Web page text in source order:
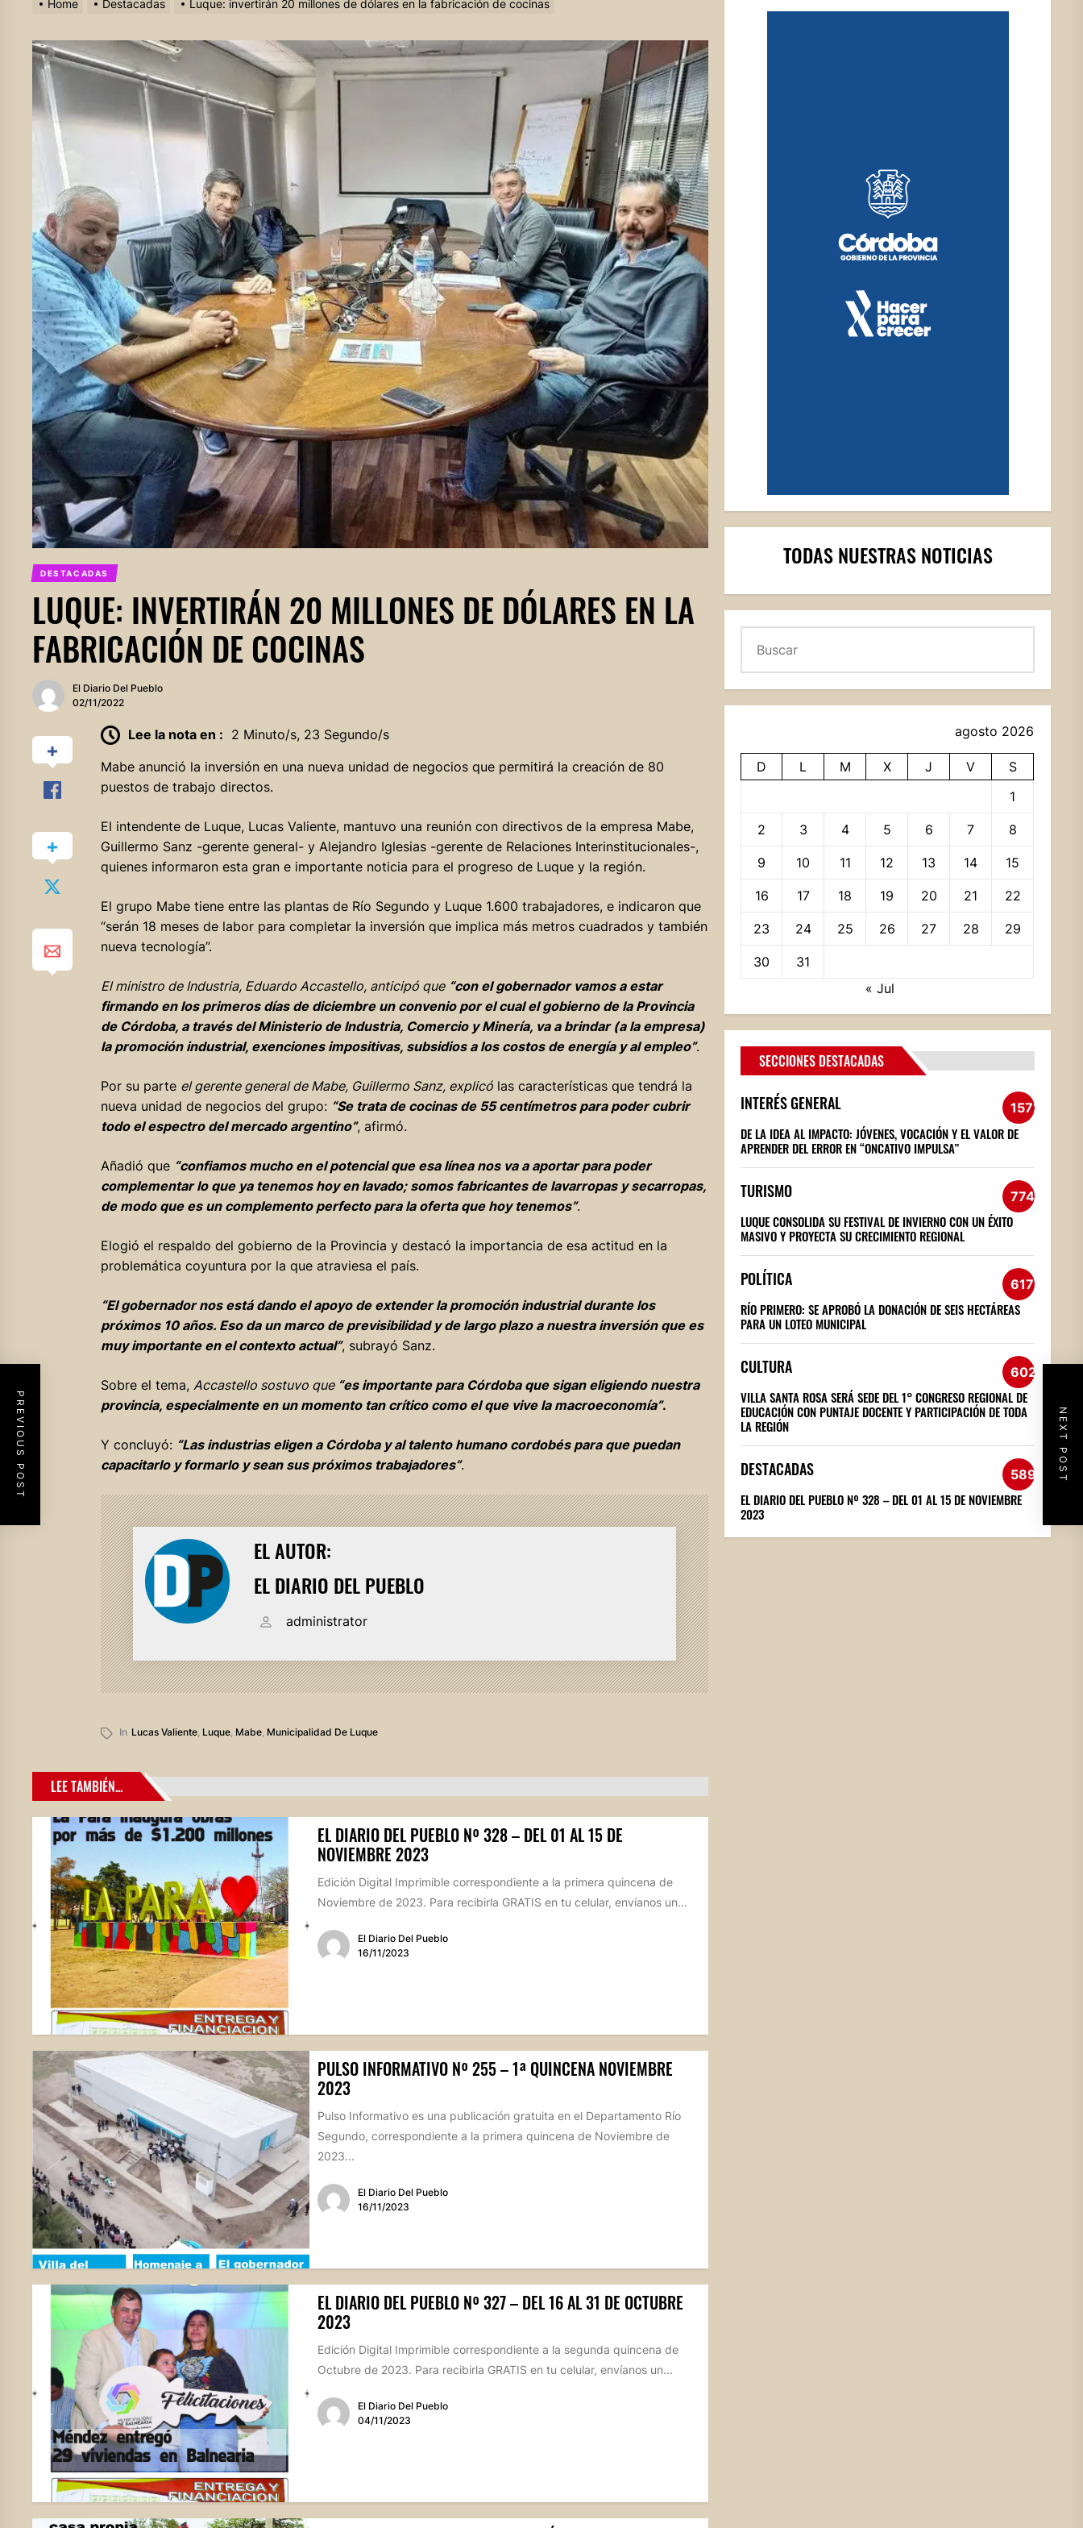
Home Destacadas Luque: invertirán 20 millones de dólares en la fabricación de cocinas
DESTACADAS
LUQUE: INVERTIRÁN 20 MILLONES DE DÓLARES EN LA
FABRICACIÓN DE COCINAS
El Diario Del Pueblo
02/11/2022
Lee la nota en : 2 Minuto/s, 23 Segundo/s
Mabe anunció la inversión en una nueva unidad de negocios que permitirá la creación de 80
puestos de trabajo directos.
El intendente de Luque, Lucas Valiente, mantuvo una reunión con directivos de la empresa Mabe,
Guillermo Sanz -gerente general- y Alejandro Iglesias -gerente de Relaciones Interinstitucionales-,
quienes informaron esta gran e importante noticia para el progreso de Luque y la región.
El grupo Mabe tiene entre las plantas de Río Segundo y Luque 1.600 trabajadores, e indicaron que
“serán 18 meses de labor para completar la inversión que implica más metros cuadrados y también
nueva tecnología”.
El ministro de Industria, Eduardo Accastello, anticipó que “con el gobernador vamos a estar
firmando en los primeros días de diciembre un convenio por el cual el gobierno de la Provincia
de Córdoba, a través del Ministerio de Industria, Comercio y Minería, va a brindar (a la empresa)
la promoción industrial, exenciones impositivas, subsidios a los costos de energía y al empleo”.
Por su parte el gerente general de Mabe, Guillermo Sanz, explicólas características que tendrá la
nueva unidad de negocios del grupo: “Se trata de cocinas de 55 centímetros para poder cubrir
todo el espectro del mercado argentino”, afirmó.
Añadió que “confiamos mucho en el potencial que esa línea nos va a aportar para poder
complementar lo que ya tenemos hoy en lavado; somos fabricantes de lavarropas y secarropas,
de modo que es un complemento perfecto para la oferta que hoy tenemos”.
Elogió el respaldo del gobierno de la Provincia y destacó la importancia de esa actitud en la
problemática coyuntura por la que atraviesa el país.
“El gobernador nos está dando el apoyo de extender la promoción industrial durante los
próximos 10 años. Eso da un marco de previsibilidad y de largo plazo a nuestra inversión que es
muy importante en el contexto actual”, subrayó Sanz.
Sobre el tema, Accastello sostuvo que “es importante para Córdoba que sigan eligiendo nuestra
provincia, especialmente en un momento tan crítico como el que vive la macroeconomía”.
Y concluyó: “Las industrias eligen a Córdoba y al talento humano cordobés para que puedan
capacitarlo y formarlo y sean sus próximos trabajadores”.
EL AUTOR:
EL DIARIO DEL PUEBLO
administrator
In Lucas Valiente, Luque, Mabe, Municipalidad De Luque
PREVIOUS POST NEXT POST
LEE TAMBIÉN...
EL DIARIO DEL PUEBLO Nº 328 – DEL 01 AL 15 DE
NOVIEMBRE 2023
Edición Digital Imprimible correspondiente a la primera quincena de
Noviembre de 2023. Para recibirla GRATIS en tu celular, envíanos un...
El Diario Del Pueblo
16/11/2023
PULSO INFORMATIVO Nº 255 – 1ª QUINCENA NOVIEMBRE
2023
Pulso Informativo es una publicación gratuita en el Departamento Río
Segundo, correspondiente a la primera quincena de Noviembre de
2023...
El Diario Del Pueblo
16/11/2023
EL DIARIO DEL PUEBLO Nº 327 – DEL 16 AL 31 DE OCTUBRE
2023
Edición Digital Imprimible correspondiente a la segunda quincena de
Octubre de 2023. Para recibirla GRATIS en tu celular, envíanos un...
El Diario Del Pueblo
04/11/2023
TODAS NUESTRAS NOTICIAS
agosto 2026
D L M X J V
S
1
2 3 4 5 6 7 8
9 10 11 12 13 14 15
16 17 18 19 20 21 22
23 24 25 26 27 28 29
30
31
« Jul
SECCIONES DESTACADAS
INTERÉS GENERAL 1572
DE LA IDEA AL IMPACTO: JÓVENES, VOCACIÓN Y EL VALOR DE
APRENDER DEL ERROR EN “ONCATIVO IMPULSA”
TURISMO 774
LUQUE CONSOLIDA SU FESTIVAL DE INVIERNO CON UN ÉXITO
MASIVO Y PROYECTA SU CRECIMIENTO REGIONAL
POLÍTICA 617
RÍO PRIMERO: SE APROBÓ LA DONACIÓN DE SEIS HECTÁREAS
PARA UN LOTEO MUNICIPAL
CULTURA 602
VILLA SANTA ROSA SERÁ SEDE DEL 1° CONGRESO REGIONAL DE
EDUCACIÓN CON PUNTAJE DOCENTE Y PARTICIPACIÓN DE TODA
LA REGIÓN
DESTACADAS 589
EL DIARIO DEL PUEBLO Nº 328 – DEL 01 AL 15 DE NOVIEMBRE
2023